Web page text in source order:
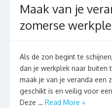
Maak van je
zomerse
Als de zon begint te
dan je werkplek naar buiten
maak je van je veranda een
geschikt is en veilig voor
Deze … Read More »